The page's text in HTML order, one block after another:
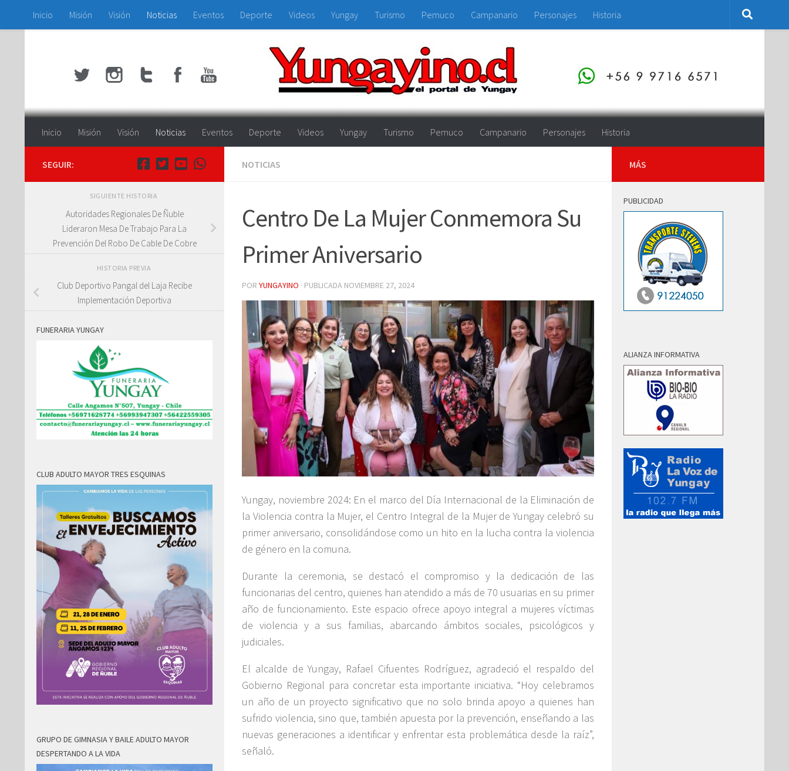
Saltar al contenido
Inicio Misión Visión Noticias Eventos Deporte Videos Yungay Turismo Pemuco Campanario Personajes Historia
Inicio Misión Visión Noticias Eventos Deporte Videos Yungay Turismo Pemuco Campanario Personajes Historia
NOTICIAS
Centro De La Mujer Conmemora Su
Primer Aniversario
POR YUNGAYINO · PUBLICADA NOVIEMBRE 27, 2024
Yungay, noviembre 2024: En el marco del Día Internacional de la Eliminación de
la Violencia contra la Mujer, el Centro Integral de la Mujer de Yungay celebró su
primer aniversario, consolidándose como un hito en la lucha contra la violencia
de género en la comuna.
Durante la ceremonia, se destacó el compromiso y la dedicación de las
funcionarias del centro, quienes han atendido a más de 70 usuarias en su primer
año de funcionamiento. Este espacio ofrece apoyo integral a mujeres víctimas
de violencia y a sus familias, abarcando ámbitos sociales, psicológicos y
judiciales.
El alcalde de Yungay, Rafael Cifuentes Rodríguez, agradeció el respaldo del
Gobierno Regional para concretar esta importante iniciativa. “Hoy celebramos
un año de un proyecto significativo que no solo brinda apoyo a quienes han
sufrido violencia, sino que, también apuesta por la prevención, enseñando a las
nuevas generaciones a identificar y enfrentar esta problemática desde la raíz”,
señaló.
SEGUIR:
SIGUIENTE HISTORIA
Autoridades Regionales De Ñuble
Lideraron Mesa De Trabajo Para La
Prevención Del Robo De Cable De Cobre
HISTORIA PREVIA
Club Deportivo Pangal del Laja Recibe
Implementación Deportiva
FUNERARIA YUNGAY
CLUB ADULTO MAYOR TRES ESQUINAS
GRUPO DE GIMNASIA Y BAILE ADULTO MAYOR
DESPERTANDO A LA VIDA
MÁS
PUBLICIDAD
ALIANZA INFORMATIVA